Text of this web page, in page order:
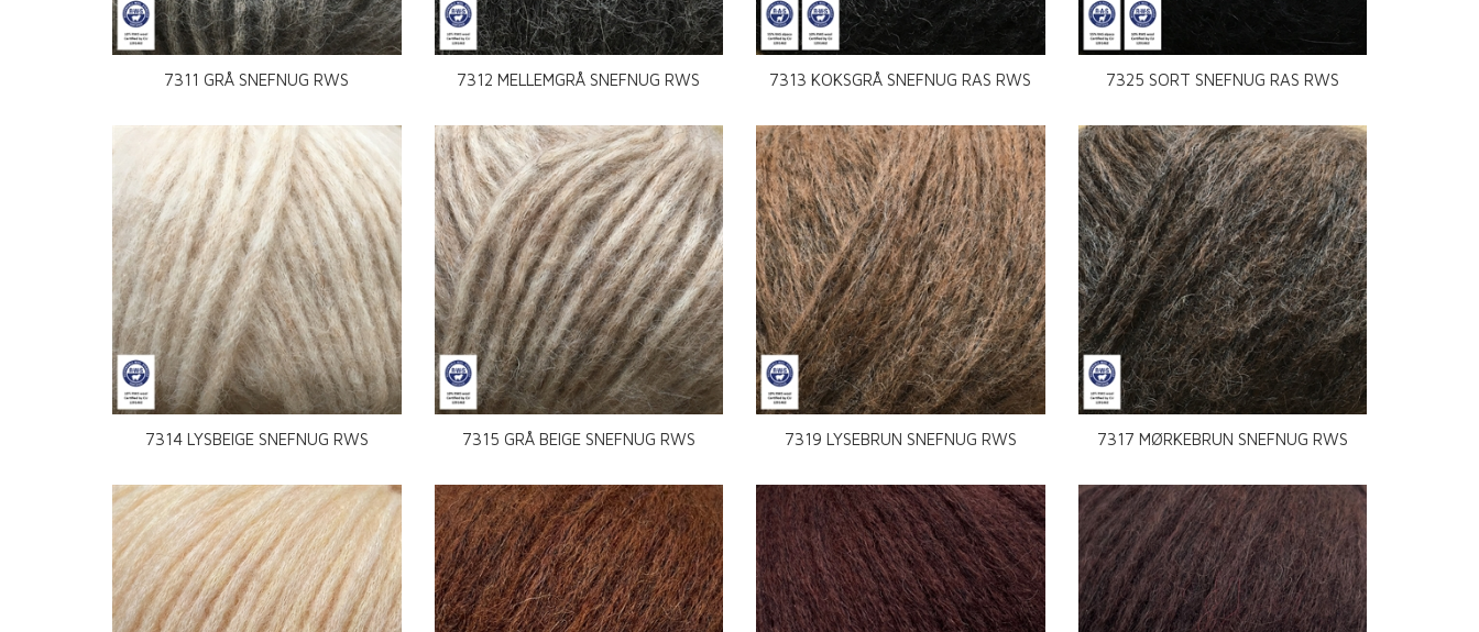
7311 GRÅ SNEFNUG RWS 7312 MELLEMGRÅ SNEFNUG RWS 7313 KOKSGRÅ SNEFNUG RAS RWS 7325 SORT SNEFNUG RAS RWS
7314 LYSBEIGE SNEFNUG RWS 7315 GRÅ BEIGE SNEFNUG RWS 7319 LYSEBRUN SNEFNUG RWS 7317 MØRKEBRUN SNEFNUG RWS